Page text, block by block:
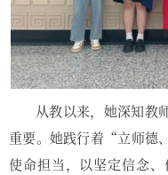
从教以来，她深知教
重要。她践行着“立师德
使命担当，以坚定信念